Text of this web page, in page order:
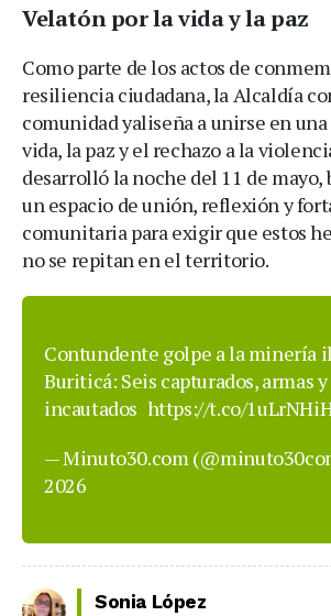
Velatón por la vida y la paz
Como parte de los actos de
resiliencia ciudadana, la Alcaldía
comunidad yaliseña a unirse en
vida, la paz y el rechazo a la
desarrolló la noche del 11 de mayo,
un espacio de unión, reflexión y
comunitaria para exigir que estos
no se repitan en el territorio.
Contundente golpe a la minería
Buriticá: Seis capturados, armas
incautados https://t.co/
— Minuto30.com
2026
Sonia López